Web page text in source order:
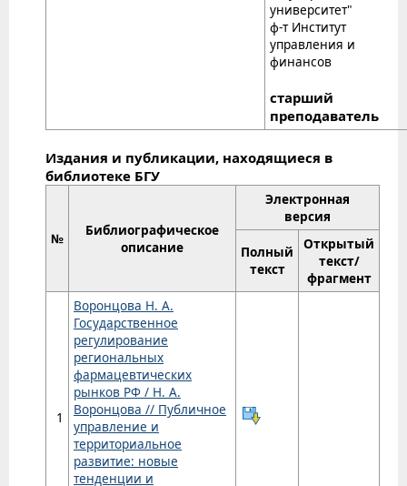
университет"
ф-т Институт
управления и
финансов
старший
преподаватель
Издания и публикации, находящиеся в
библиотеке БГУ
№
Библиографическое
описание
Электронная
версия
Полный
текст
Открытый
текст/
фрагмент
1
Воронцова Н. А.
Государственное
регулирование
региональных
фармацевтических
рынков РФ / Н. А.
Воронцова // Публичное
управление и
территориальное
развитие: новые
тенденции и